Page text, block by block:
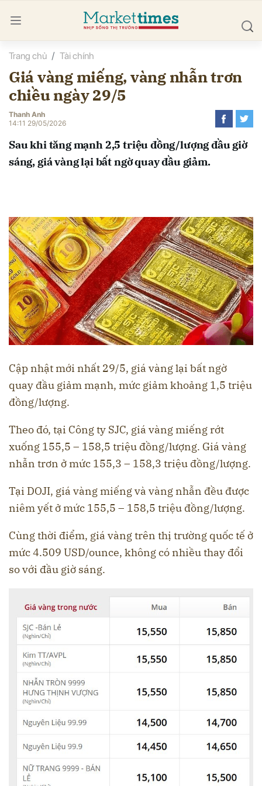
Trang chủ Tài chính
Giá vàng miếng, vàng nhẫn trơn
chiều ngày 29/5
Thanh Anh
14:11 29/05/2026
Sau khi tăng mạnh 2,5 triệu đồng/lượng đầu giờ
sáng, giá vàng lại bất ngờ quay đầu giảm.
Cập nhật mới nhất 29/5, giá vàng lại bất ngờ
quay đầu giảm mạnh, mức giảm khoảng 1,5 triệu
đồng/lượng.
Theo đó, tại Công ty SJC, giá vàng miếng rớt
xuống 155,5 – 158,5 triệu đồng/lượng. Giá vàng
nhẫn trơn ở mức 155,3 – 158,3 triệu đồng/lượng.
Tại DOJI, giá vàng miếng và vàng nhẫn đều được
niêm yết ở mức 155,5 – 158,5 triệu đồng/lượng.
Cùng thời điểm, giá vàng trên thị trường quốc tế ở
mức 4.509 USD/ounce, không có nhiều thay đổi
so với đầu giờ sáng.
luận